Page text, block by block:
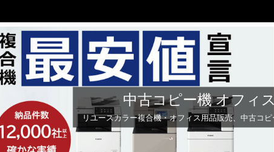
中古コピー機 オフィ
リユースカラー複合機・オフィス用品販売、中古コ